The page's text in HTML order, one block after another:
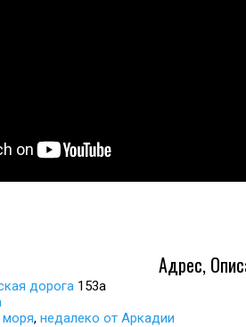
Адрес,
дорога 153а
моря, недалеко от Аркадии